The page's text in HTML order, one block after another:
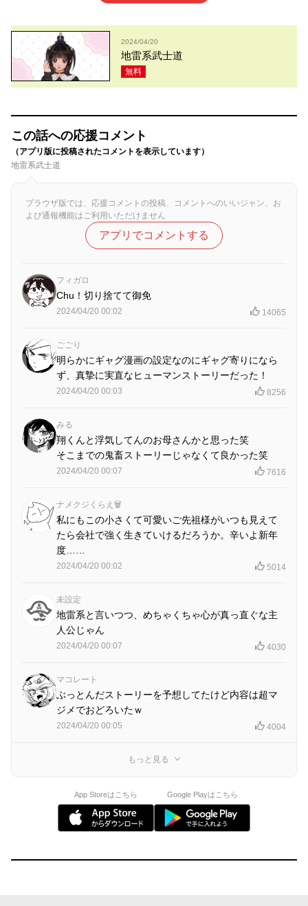
2024/04/20
地雷系武士道
無料
この話への応援コメント
（アプリ版に投稿されたコメントを表示しています）
地雷系武士道
ブラウザ版では、応援コメントの投稿、コメントへのいいジャン、お
よび通報機能はご利用いただけません
アプリでコメントする
フィガロ
Chu！切り捨てて御免
2024/04/20 00:02 14065
ごごり
明らかにギャグ漫画の設定なのにギャグ寄りになら
ず、真摯に実直なヒューマンストーリーだった！
2024/04/20 00:03 8256
みる
翔くんと浮気してんのお母さんかと思った笑
そこまでの鬼畜ストーリーじゃなくて良かった笑
2024/04/20 00:07 7616
ナメクジくらえ🗑️
私にもこの小さくて可愛いご先祖様がいつも見えて
たら会社で強く生きていけるだろうか。辛いよ新年
度……
2024/04/20 00:02 5014
未設定
地雷系と言いつつ、めちゃくちゃ心が真っ直ぐな主
人公じゃん
2024/04/20 00:07 4030
マコレート
ぶっとんだストーリーを予想してたけど内容は超マ
ジメでおどろいたｗ
2024/04/20 00:05 4004
もっと見る
App Storeはこちら Google Playはこちら